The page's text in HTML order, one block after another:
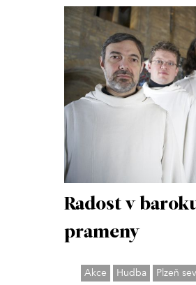
Radost v
prameny
Akce Hudba Plzeň